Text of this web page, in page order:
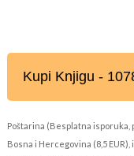
Kupi Knjigu -
Poštarina (Besplatna isporuka,
Bosna i Hercegovina (8,5 EUR),